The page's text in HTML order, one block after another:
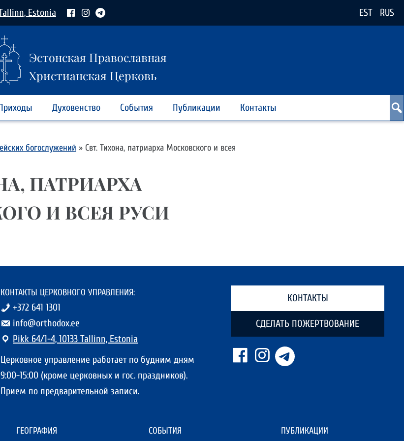
Estonia EST RUS
Эстонская Православная
Христианская Церковь
Духовенство События Публикации Контакты
богослужений » Свт. Тихона, патриарха Московского и всея
ПАТРИАРХА
И ВСЕЯ РУСИ
КОНТАКТЫ ЦЕРКОВНОГО УПРАВЛЕНИЯ:
+372 641 1301
info@orthodox.ee
Pikk 64/1-4, 10133 Tallinn, Estonia
Церковное управление работает по будним дням
9:00-15:00 (кроме церковных и гос. праздников).
Прием по предварительной записи.
КОНТАКТЫ
СДЕЛАТЬ ПОЖЕРТВОВАНИЕ
ГЕОГРАФИЯ
СОБЫТИЯ
ПУБЛИКАЦИИ